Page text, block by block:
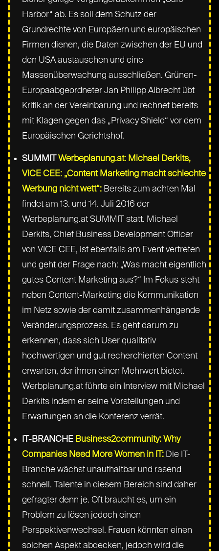
Harbor“ ab. Es soll dem Schutz der
Grundrechte von Europäern und europäischen
Firmen dienen, die Daten zwischen der EU und
den USA austauschen und eine
Massenüberwachung ausschließen. Grünen-
Europaabgeordneter Jan Philipp Albrecht übt
Kritik an der Vereinbarung und rechnet bereits
mit Klagen gegen das „Privacy Shield“ vor dem
Europäischen Gerichtshof.
SUMMITWerbeplanung.at: Michael Derkits,
VICE CEE: „Content Marketing macht schlechte
Werbung nicht wett“: Bereits zum achten Mal
findet am 13. und 14. Juli 2016 der
Werbeplanung.at SUMMIT statt. Michael
Derkits, Chief Business Development Officer
von VICE CEE, ist ebenfalls am Event vertreten
und geht der Frage nach: „Was macht eigentlich
gutes Content Marketing aus?“ Im Fokus steht
neben Content-Marketing die Kommunikation
im Netz sowie der damit zusammenhängende
Veränderungsprozess. Es geht darum zu
erkennen, dass sich User qualitativ
hochwertigen und gut recherchierten Content
erwarten, der ihnen einen Mehrwert bietet.
Werbplanung.at führte ein Interview mit Michael
Derkits indem er seine Vorstellungen und
Erwartungen an die Konferenz verrät.
IT-BRANCHE Business2community: Why
Companies Need More Women in IT: Die IT-
Branche wächst unaufhaltbar und rasend
schnell. Talente in diesem Bereich sind daher
gefragter denn je. Oft braucht es, um ein
Problem zu lösen jedoch einen
Perspektivenwechsel. Frauen könnten einen
solchen Aspekt abdecken, jedoch wird die